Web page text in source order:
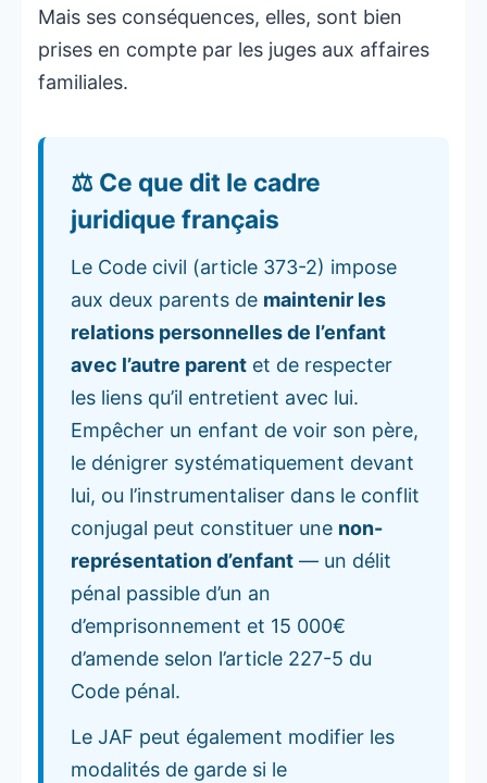
Mais ses conséquences, elles, sont bien
prises en compte par les juges aux affaires
familiales.
⚖️ Ce que dit le cadre
juridique français
Le Code civil (article 373-2) impose
aux deux parents de maintenir les
relations personnelles de l’enfant
avec l’autre parent et de respecter
les liens qu’il entretient avec lui.
Empêcher un enfant de voir son père,
le dénigrer systématiquement devant
lui, ou l’instrumentaliser dans le conflit
conjugal peut constituer une non-
représentation d’enfant — un délit
pénal passible d’un an
d’emprisonnement et 15 000€
d’amende selon l’article 227-5 du
Code pénal.
Le JAF peut également modifier les
modalités de garde si le